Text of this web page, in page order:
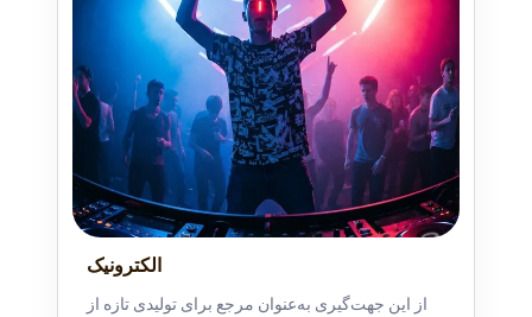
الکترونیک
از این جهت‌گیری به‌عنوان مرجع برای تولیدی تازه از